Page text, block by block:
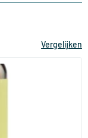
Vergelijken